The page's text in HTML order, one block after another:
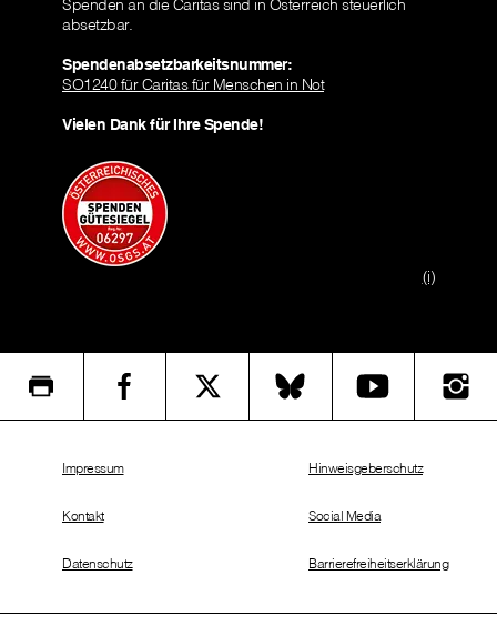
Spenden an die Caritas sind in Österreich steuerlich
absetzbar.
Spendenabsetzbarkeitsnummer:
SO1240 für Caritas für Menschen in Not
Vielen Dank für Ihre Spende!
(i)
Impressum
Kontakt
Datenschutz
Hinweisgeberschutz
Social Media
Barrierefreiheitserklärung